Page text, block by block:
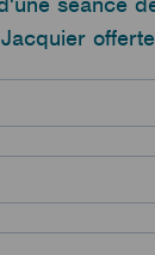
Jacquier